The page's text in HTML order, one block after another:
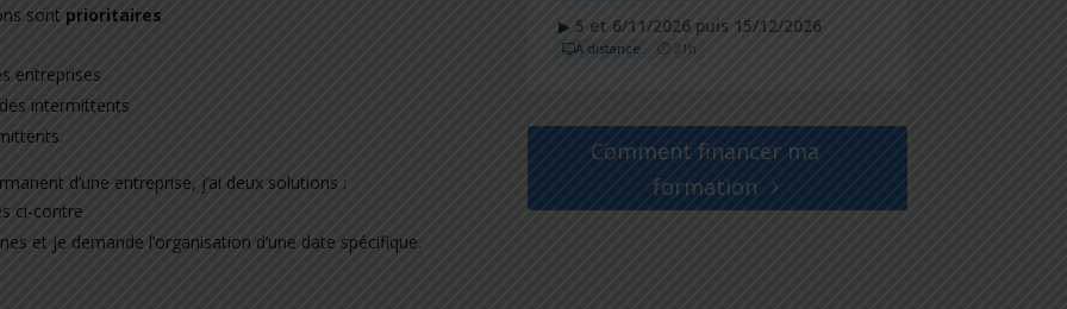
sont prioritaires
entreprises
intermittents
d’une entreprise, j’ai deux solutions :
ci-contre
et je demande l’organisation d’une date spécifique.
▶ 5 et 6/11/2026 puis 15/12/2026
À distance ⏱ 21h
Comment financer ma
formation